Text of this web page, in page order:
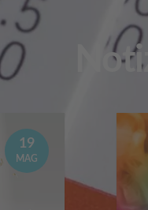
19
MAG